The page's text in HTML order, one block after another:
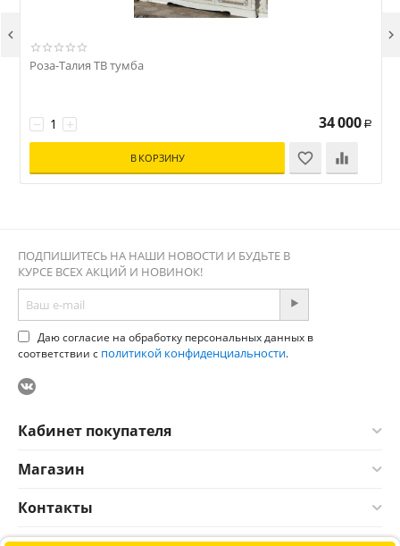
Роза-Талия ТВ тумба
+
− 34 000 Р
В КОРЗИНУ
 
ПОДПИШИТЕСЬ НА НАШИ НОВОСТИ И БУДЬТЕ В
КУРСЕ ВСЕХ АКЦИЙ И НОВИНОК!
Даю согласие на обработку персональных данных в
соответствии с политикой конфиденциальности.
Кабинет покупателя
Магазин
Контакты